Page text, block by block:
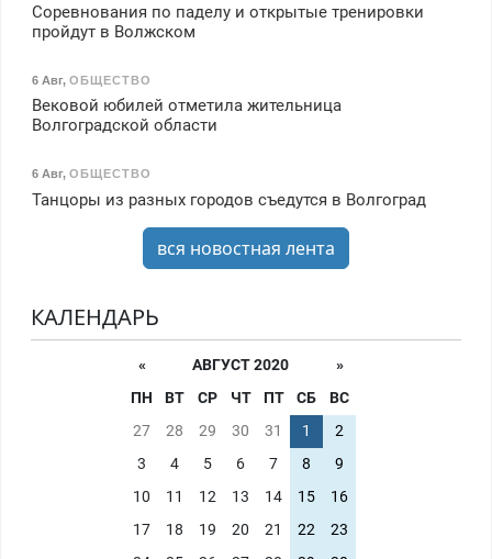
Соревнования по паделу и открытые тренировки
пройдут в Волжском
6 Авг, ОБЩЕСТВО
Вековой юбилей отметила жительница
Волгоградской области
6 Авг, ОБЩЕСТВО
Танцоры из разных городов съедутся в Волгоград
вся новостная лента
КАЛЕНДАРЬ
« АВГУСТ 2020
»
ПН
ВТ СР ЧТ ПТ СБ
ВС
27
28 29 30 31 1
2
3
4 5 6 7 8
9
10
11 12 13 14 15
16
17
18 19 20 21 22
23